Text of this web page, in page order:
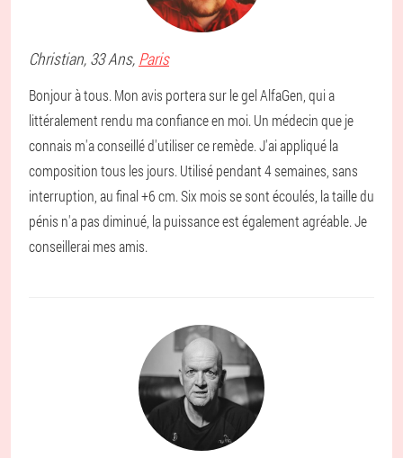
Christian, 33 Ans, Paris
Bonjour à tous. Mon avis portera sur le gel AlfaGen, qui a
littéralement rendu ma confiance en moi. Un médecin que je
connais m'a conseillé d'utiliser ce remède. J'ai appliqué la
composition tous les jours. Utilisé pendant 4 semaines, sans
interruption, au final +6 cm. Six mois se sont écoulés, la taille du
pénis n'a pas diminué, la puissance est également agréable. Je
conseillerai mes amis.